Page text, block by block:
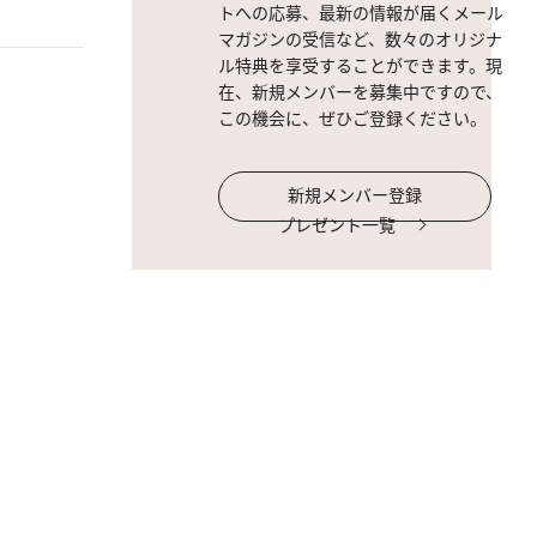
トへの応募、最新の情報が届くメール
マガジンの受信など、数々のオリジナ
ル特典を享受することができます。現
在、新規メンバーを募集中ですので、
この機会に、ぜひご登録ください。
新規メンバー登録
プレゼント一覧